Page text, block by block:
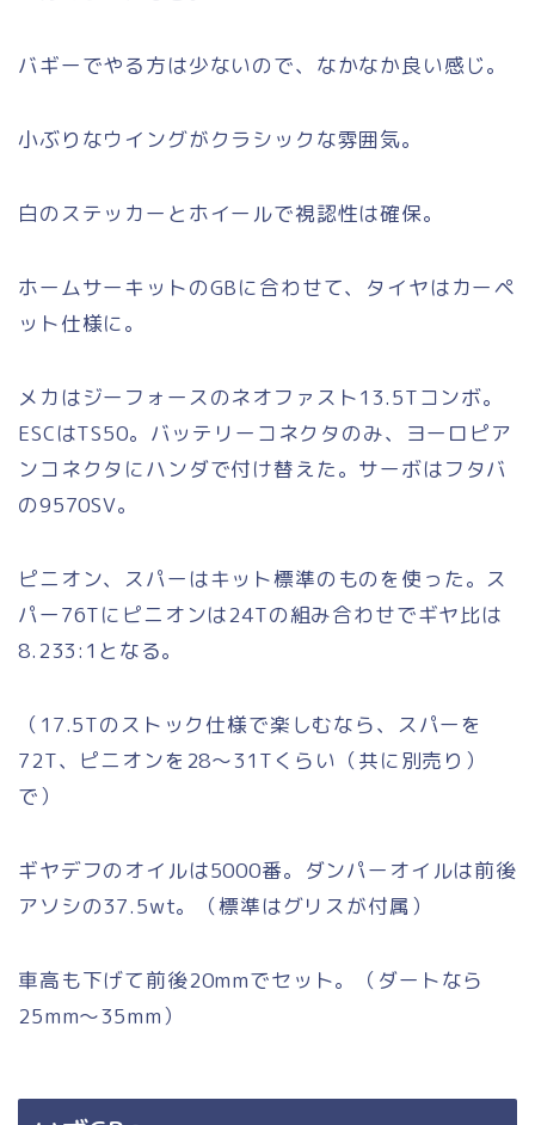
バギーでやる方は少ないので、なかなか良い感じ。
小ぶりなウイングがクラシックな雰囲気。
白のステッカーとホイールで視認性は確保。
ホームサーキットのGBに合わせて、タイヤはカーペ
ット仕様に。
メカはジーフォースのネオファスト13.5Tコンボ。
ESCはTS50。バッテリーコネクタのみ、ヨーロピア
ンコネクタにハンダで付け替えた。サーボはフタバ
の9570SV。
ピニオン、スパーはキット標準のものを使った。ス
パー76Tにピニオンは24Tの組み合わせでギヤ比は
8.233:1となる。
（17.5Tのストック仕様で楽しむなら、スパーを
72T、ピニオンを28〜31Tくらい（共に別売り）
で）
ギヤデフのオイルは5000番。ダンパーオイルは前後
アソシの37.5wt。（標準はグリスが付属）
車高も下げて前後20mmでセット。（ダートなら
25mm〜35mm）